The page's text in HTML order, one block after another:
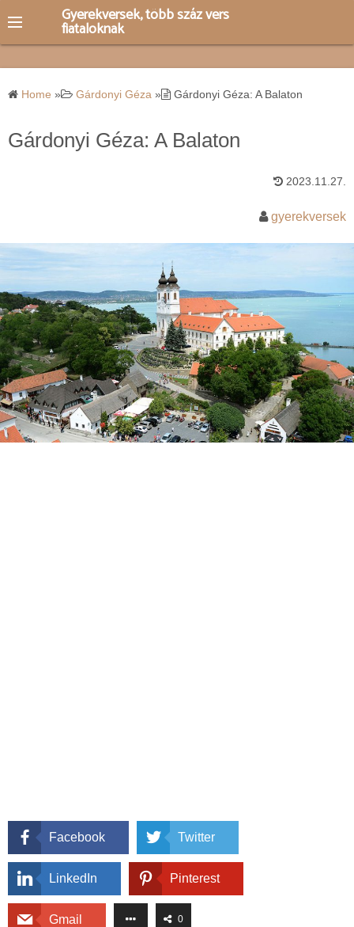
i
p
t
Gyerekversek, több száz vers
fiataloknak
Home » Gárdonyi Géza » Gárdonyi Géza: A Balaton
Gárdonyi Géza: A Balaton
2023.11.27.
gyerekversek
Facebook Twitter
LinkedIn Pinterest
Gmail 0